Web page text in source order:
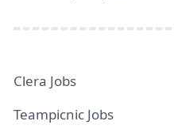
Clera Jobs
Teampicnic Jobs